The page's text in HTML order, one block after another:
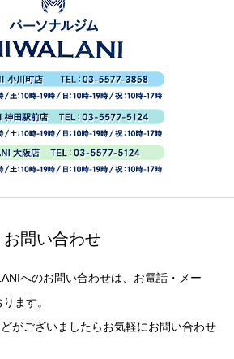
お問い合わせ
へのお問い合わせは、お電話・メー
ます。
がございましたらお気軽にお問い合わせ